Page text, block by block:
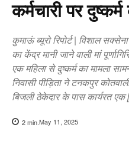
कर्मचारी पर
कुमाऊं ब्यूरो रिपोर्ट | विशाल
का केंद्र मानी जाने वाली मां
एक महिला से दुष्कर्म का मामला
निवासी पीड़िता ने टनकपुर
बिजली ठेकेदार के पास कार्यरत
2min.May 11, 2025